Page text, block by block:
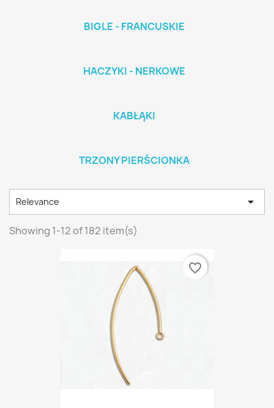
BIGLE - FRANCUSKIE
HACZYKI - NERKOWE
KABŁĄKI
TRZONY PIERŚCIONKA
Relevance 
Showing 1-12 of 182 item(s)
favorite_border